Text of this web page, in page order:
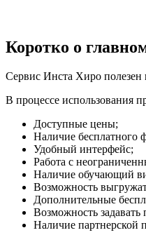
Коротко о
Сервис Инста Хиро полезен
В процессе использования
Доступные цены;
Наличие бесплатного
Удобный интерфейс;
Работа с
Наличие обучающий
Возможность
Дополнительные
Возможность задавать
Наличие партнерской